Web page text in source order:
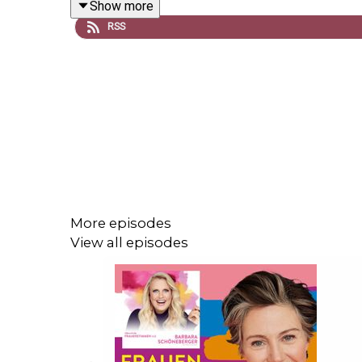
strukturell benachteiligen – und gleichzeitig
Mehr zu Beatrice Frasl:
Beatrice Frasl beiLinkedInundInstagram
Eintromatisiert euch! (Buch)
Patriarchale Belastungsstörung(Buch
Show more
RSS
More episodes
View all episodes